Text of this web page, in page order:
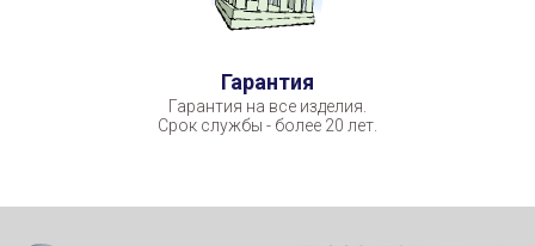
Гарантия
Гарантия на все изделия.
Срок службы - более 20 лет.